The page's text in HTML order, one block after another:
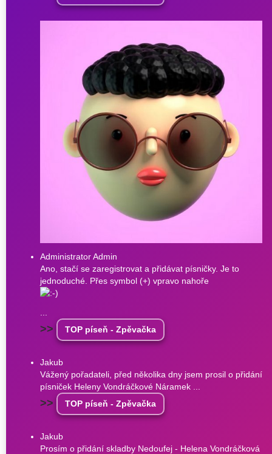
Administrator Admin
Ano, stačí se zaregistrovat a přidávat písničky. Je to
jednoduché. Přes symbol (+) vpravo nahoře
>> TOP píseň - Zpěvačka
Jakub
Vážený pořadateli, před několika dny jsem prosil o přidání
písniček Heleny Vondráčkové Náramek ...
>> TOP píseň - Zpěvačka
Jakub
Prosím o přidání skladby Nedoufej - Helena Vondráčková